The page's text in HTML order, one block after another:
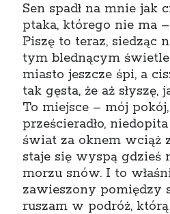
Tagi
BLOGOWY AUTO (14)
Sen spadł na mnie jak
ptaka, którego nie ma
Piszę to teraz, siedząc
tym blednącym
miasto jeszcze śpi, a
tak gęsta, że aż słyszę,
To miejsce – mój
prześcieradło,
świat za oknem wciąż
staje się wyspą gdzieś
morzu snów. I to
zawieszony pomiędzy
ruszam w podróż,